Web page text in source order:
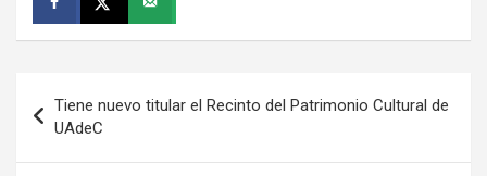
de
entradas
Tiene nuevo titular el Recinto del Patrimonio Cultural de
UAdeC